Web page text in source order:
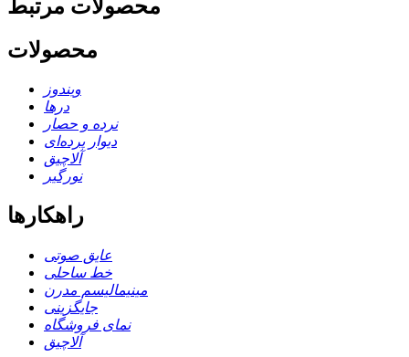
محصولات مرتبط
محصولات
ویندوز
درها
نرده و حصار
دیوار پرده‌ای
آلاچیق
نورگیر
راهکارها
عایق صوتی
خط ساحلی
مینیمالیسم مدرن
جایگزینی
نمای فروشگاه
آلاچیق